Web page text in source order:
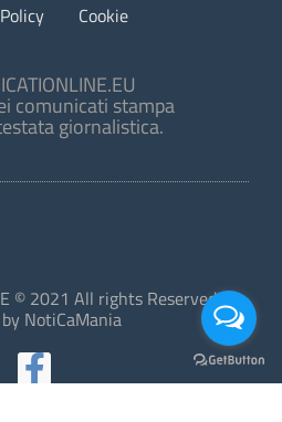
Cookie
comunicati stampa
giornalistica.
© 2021 All rights Reserved.
NotiCaMania